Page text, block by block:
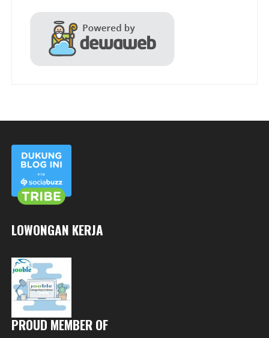
LOWONGAN KERJA
PROUD MEMBER OF